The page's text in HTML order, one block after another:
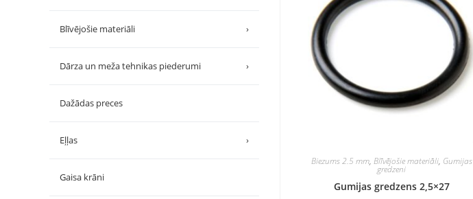
Biezums 2.5 mm, Blīvējošie materiāli, Gumijas
gredzeni
Gumijas gredzens 2,5×27
Blīvējošie materiāli ›
Dārza un meža tehnikas piederumi ›
Dažādas preces
Eļļas ›
Gaisa krāni